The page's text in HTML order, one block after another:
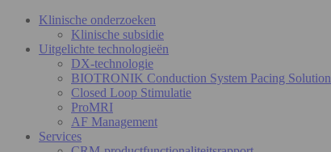
Klinische onderzoeken
Klinische subsidie
Uitgelichte technologieën
DX-technologie
BIOTRONIK Conduction System Pacing Solution
Closed Loop Stimulatie
ProMRI
AF Management
Services